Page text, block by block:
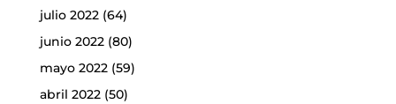
julio 2022(64)
junio 2022(80)
mayo 2022(59)
abril 2022(50)